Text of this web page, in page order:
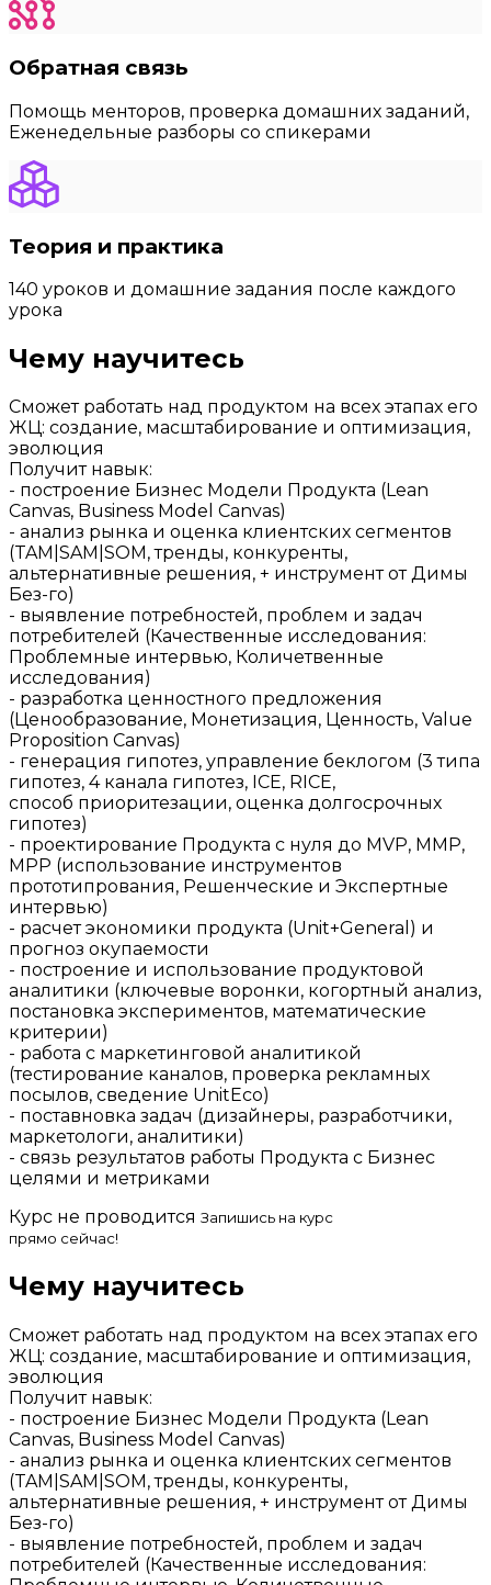
Обратная связь
Помощь менторов, проверка домашних заданий,
Еженедельные разборы со спикерами
Теория и практика
140 уроков и домашние задания после каждого
урока
Чему научитесь
Сможет работать над продуктом на всех этапах его
ЖЦ: создание, масштабирование и оптимизация,
эволюция
Получит навык:
- построение Бизнес Модели Продукта (Lean
Canvas, Business Model Canvas)
- анализ рынка и оценка клиентских сегментов
(TAM|SAM|SOM, тренды, конкуренты,
альтернативные решения, + инструмент от Димы
Без-го)
- выявление потребностей, проблем и задач
потребителей (Качественные исследования:
Проблемные интервью, Количетвенные
исследования)
- разработка ценностного предложения
(Ценообразование, Монетизация, Ценность, Value
Proposition Canvas)
- генерация гипотез, управление беклогом (3 типа
гипотез, 4 канала гипотез, ICE, RICE,
способ приоритезации, оценка долгосрочных
гипотез)
- проектирование Продукта с нуля до MVP, MMP,
MPP (использование инструментов
прототипрования, Решенческие и Экспертные
интервью)
- расчет экономики продукта (Unit+General) и
прогноз окупаемости
- построение и использование продуктовой
аналитики (ключевые воронки, когортный анализ,
постановка экспериментов, математические
критерии)
- работа с маркетинговой аналитикой
(тестирование каналов, проверка рекламных
посылов, сведение UnitEco)
- поставновка задач (дизайнеры, разработчики,
маркетологи, аналитики)
- связь результатов работы Продукта с Бизнес
целями и метриками
Курс не проводится Запишись на курс
прямо сейчас!
Чему научитесь
Сможет работать над продуктом на всех этапах его
ЖЦ: создание, масштабирование и оптимизация,
эволюция
Получит навык:
- построение Бизнес Модели Продукта (Lean
Canvas, Business Model Canvas)
- анализ рынка и оценка клиентских сегментов
(TAM|SAM|SOM, тренды, конкуренты,
альтернативные решения, + инструмент от Димы
Без-го)
- выявление потребностей, проблем и задач
потребителей (Качественные исследования: